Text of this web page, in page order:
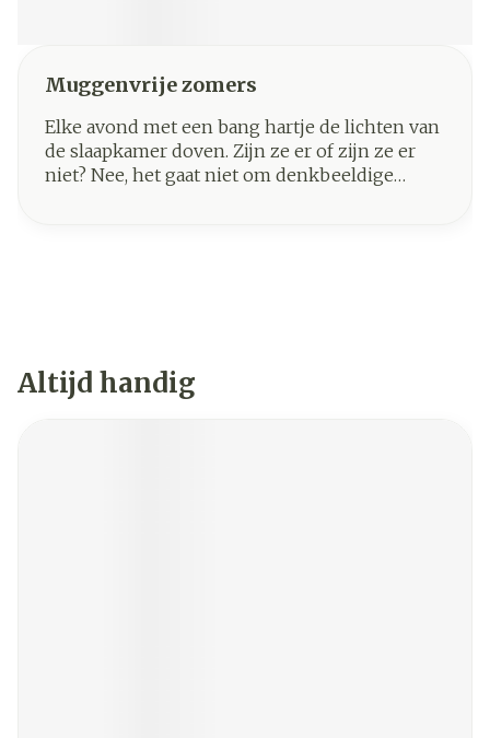
Muggenvrije zomers
Elke avond met een bang hartje de lichten van
de slaapkamer doven. Zijn ze er of zijn ze er
niet? Nee, het gaat niet om denkbeeldige
Altijd handig